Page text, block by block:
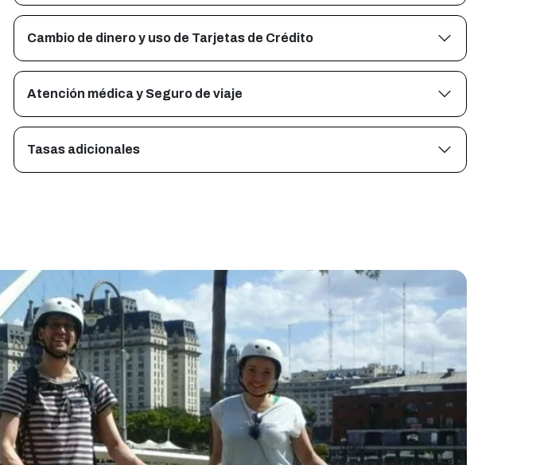
Cambio de dinero y uso de Tarjetas de Crédito
Atención médica y Seguro de viaje
Tasas adicionales